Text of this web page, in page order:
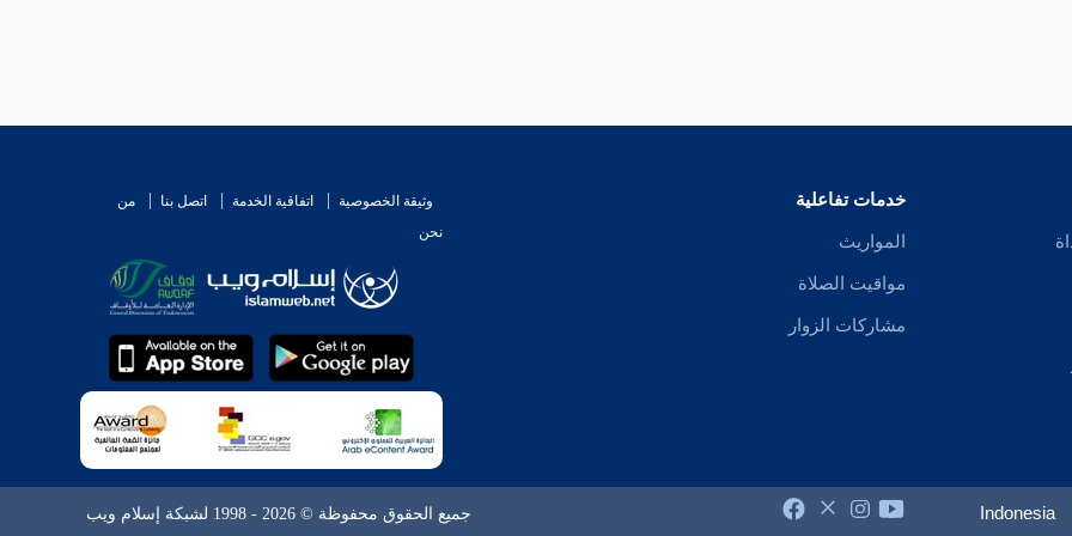
خدمات تفاعلية
المواريث
مواقيت الصلاة
مشاركات الزوار
وثيقة الخصوصية اتفاقية الخدمة اتصل بنا
من
نحن
Indonesia جميع الحقوق محفوظة © 2026 - 1998 لشبكة إسلام ويب